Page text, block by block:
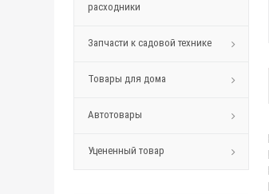
расходники
Запчасти к садовой технике
Товары для дома
Автотовары
Уцененный товар